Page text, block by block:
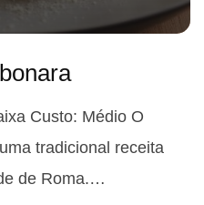
Custo: Médio O
tradicional receita
de Roma.…